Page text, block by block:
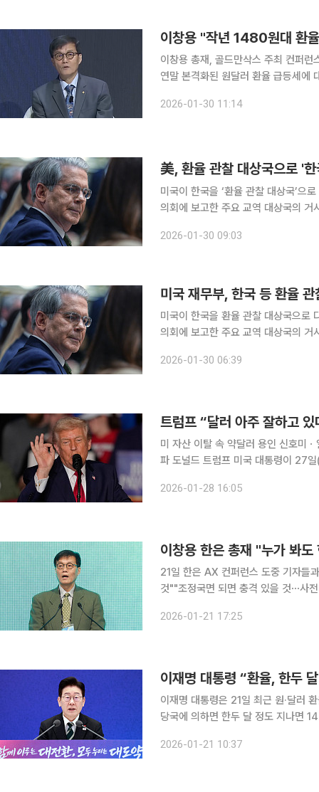
이창용 "작년 1480원대 환
이창용 총재, 골드만삭스 주최 컨퍼런스서 국내 환율 변
연말 본격화된 원달러 환율 급등세에
런스'에 대담자로 나선 이 총재는 원
2026-01-30 11:14
美, 환율 관찰 대상국으로 '
미국이 한국을 ‘환율 관찰 대상국’으로 다시 지정했다. 30일 연합뉴
의회에 보고한 주요 교역 대상국의
한국은 2023년 11월 관찰 대상국에
2026-01-30 09:03
미국 재무부, 한국 등 환율
미국이 한국을 환율 관찰 대상국으로 다시 지정했다. 30일 연합뉴스
의회에 보고한 주요 교역 대상국의
은 2023년 11월 관찰 대상국에서 제
2026-01-30 06:39
트럼프 “달러 아주 잘하고
미 자산 이탈 속 약달러 용인 신호미
파 도널드 트럼프 미국 대통령이 27일(현지시간) 약달러 추세를 용인하는 발언을 하면서 달러화 가
6개 통화에 대한 달러화의 가치를 반
2026-01-28 16:05
이창용 한은 총재 "누가 봐
21일 한은 AX 컨퍼런스 도중 기자들
것""조정국면 되면 충격 있을 것⋯사전대비 철저히" 이창용 한국은행
서 열린 '한은-네이버 공동 AX 컨퍼
2026-01-21 17:25
이재명 대통령 “환율, 한두
이재명 대통령은 21일 최근 원·달러
당국에 의하면 한두 달 정도 지나면
상승할 수 있다는 전망이 나오는데 정
2026-01-21 10:37